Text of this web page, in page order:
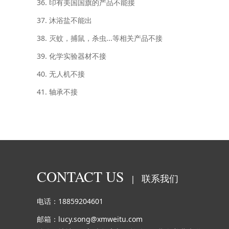
36. 印有美国国旗的产品不能接
37. 沐浴盐不能出
38. 灭蚊，捕鼠，杀虫...等相关产品不接
39. 化学实验器材不接
40. 无人机不接
41. 轴承不接
CONTACT US | 联系我们
电话：18859204601
邮箱：lucy.song@xmweitu.com